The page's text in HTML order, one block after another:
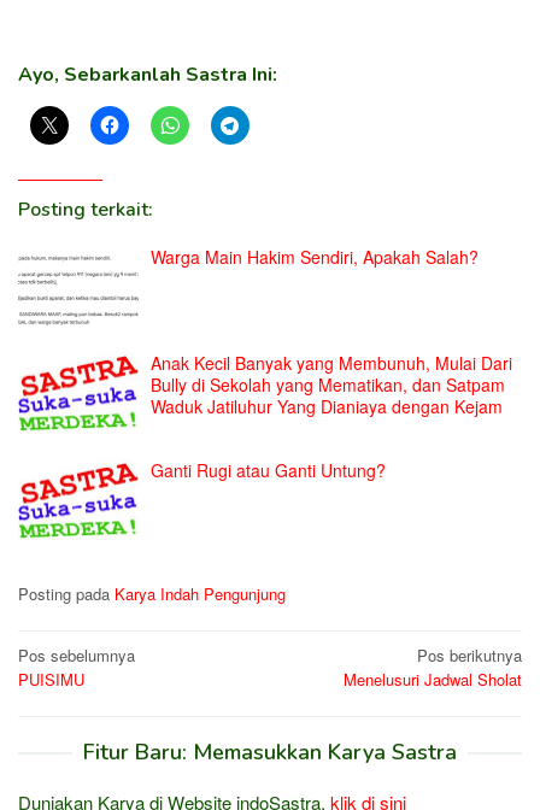
Ayo, Sebarkanlah Sastra Ini:
Posting terkait:
Warga Main Hakim Sendiri, Apakah Salah?
Anak Kecil Banyak yang Membunuh, Mulai Dari
Bully di Sekolah yang Mematikan, dan Satpam
Waduk Jatiluhur Yang Dianiaya dengan Kejam
Ganti Rugi atau Ganti Untung?
Posting pada Karya Indah Pengunjung
Navigasi
pos
Pos sebelumnya
PUISIMU
Pos berikutnya
Menelusuri Jadwal Sholat
Fitur Baru: Memasukkan Karya Sastra
Duniakan Karya di Website indoSastra, klik di sini